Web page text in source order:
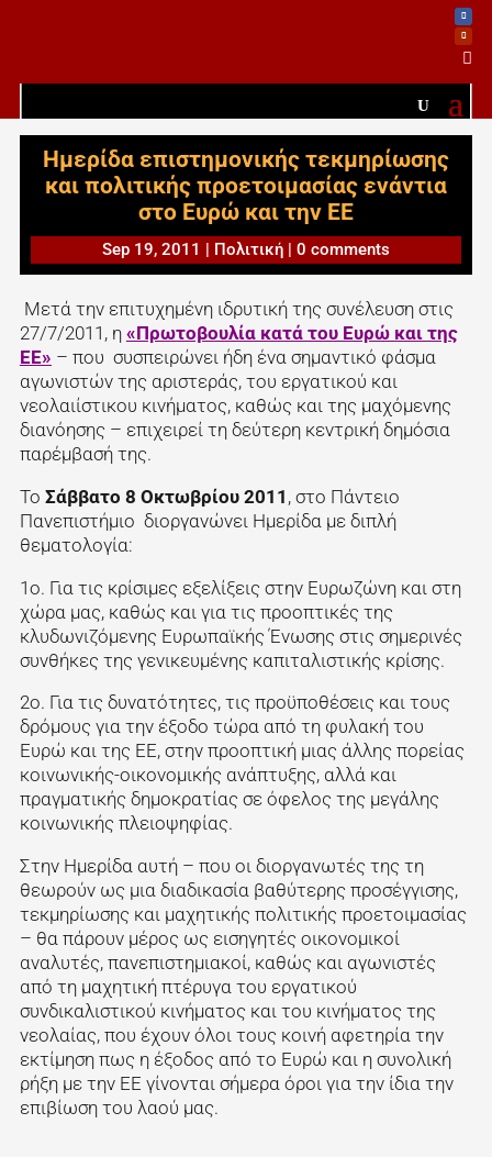

Ημερίδα επιστημονικής τεκμηρίωσης
και πολιτικής προετοιμασίας ενάντια
στο Ευρώ και την ΕΕ
Sep 19, 2011 | Πολιτική | 0 comments
Μετά την επιτυχημένη ιδρυτική της συνέλευση στις
27/7/2011, η «Πρωτοβουλία κατά του Ευρώ και της
ΕΕ» – που συσπειρώνει ήδη ένα σημαντικό φάσμα
αγωνιστών της αριστεράς, του εργατικού και
νεολαιίστικου κινήματος, καθώς και της μαχόμενης
διανόησης – επιχειρεί τη δεύτερη κεντρική δημόσια
παρέμβασή της.
Το Σάββατο 8 Οκτωβρίου 2011 , στο Πάντειο
Πανεπιστήμιο διοργανώνει Ημερίδα με διπλή
θεματολογία:
1ο. Για τις κρίσιμες εξελίξεις στην Ευρωζώνη και στη
χώρα μας, καθώς και για τις προοπτικές της
κλυδωνιζόμενης Ευρωπαϊκής Ένωσης στις σημερινές
συνθήκες της γενικευμένης καπιταλιστικής κρίσης.
2ο. Για τις δυνατότητες, τις προϋποθέσεις και τους
δρόμους για την έξοδο τώρα από τη φυλακή του
Ευρώ και της ΕΕ, στην προοπτική μιας άλλης πορείας
κοινωνικής-οικονομικής ανάπτυξης, αλλά και
πραγματικής δημοκρατίας σε όφελος της μεγάλης
κοινωνικής πλειοψηφίας.
Στην Ημερίδα αυτή – που οι διοργανωτές της τη
θεωρούν ως μια διαδικασία βαθύτερης προσέγγισης,
τεκμηρίωσης και μαχητικής πολιτικής προετοιμασίας
– θα πάρουν μέρος ως εισηγητές οικονομικοί
αναλυτές, πανεπιστημιακοί, καθώς και αγωνιστές
από τη μαχητική πτέρυγα του εργατικού
συνδικαλιστικού κινήματος και του κινήματος της
νεολαίας, που έχουν όλοι τους κοινή αφετηρία την
εκτίμηση πως η έξοδος από το Ευρώ και η συνολική
ρήξη με την ΕΕ γίνονται σήμερα όροι για την ίδια την
επιβίωση του λαού μας.